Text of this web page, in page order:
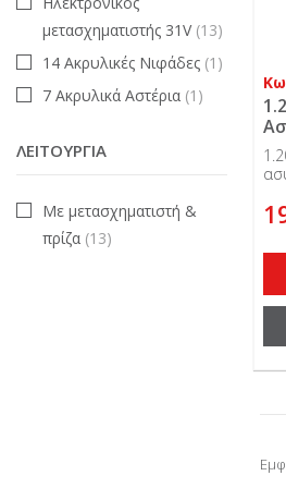
μετασχηματιστής 31V (13)
14 Ακρυλικές Νιφάδες (1)
7 Ακρυλικά Αστέρια (1)
ΛΕΙΤΟΥΡΓΊΑ
Με μετασχηματιστή &
πρίζα (13)